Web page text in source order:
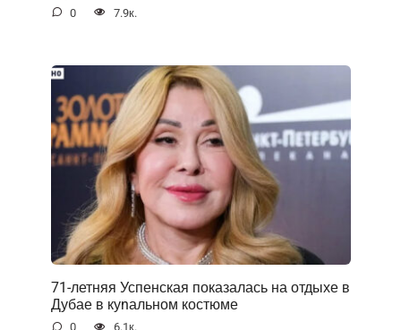
0 7.9к.
71-летняя Успенская показалась на отдыхе в
Дубае в куnальном костюме
0 6.1к.